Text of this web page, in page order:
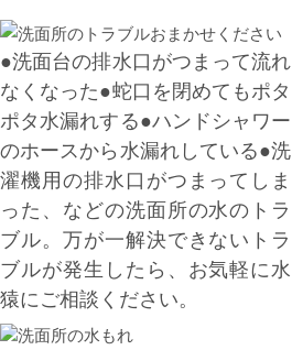
●洗面台の排水口がつまって流れ
なくなった●蛇口を閉めてもポタ
ポタ水漏れする●ハンドシャワー
のホースから水漏れしている●洗
濯機用の排水口がつまってしま
った、などの洗面所の水のトラ
ブル。万が一解決できないトラ
ブルが発生したら、お気軽に水
猿にご相談ください。